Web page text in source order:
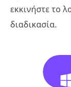
εκκινήστε το
διαδικασία.